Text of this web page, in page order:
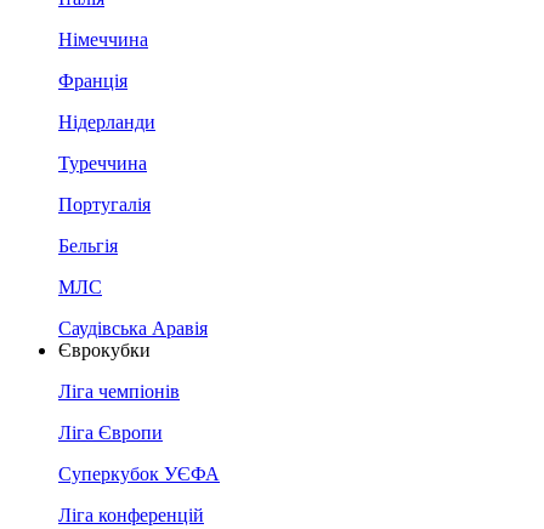
Німеччина
Франція
Нідерланди
Туреччина
Португалія
Бельгія
МЛС
Саудівська Аравія
Єврокубки
Ліга чемпіонів
Ліга Європи
Суперкубок УЄФА
Ліга конференцій